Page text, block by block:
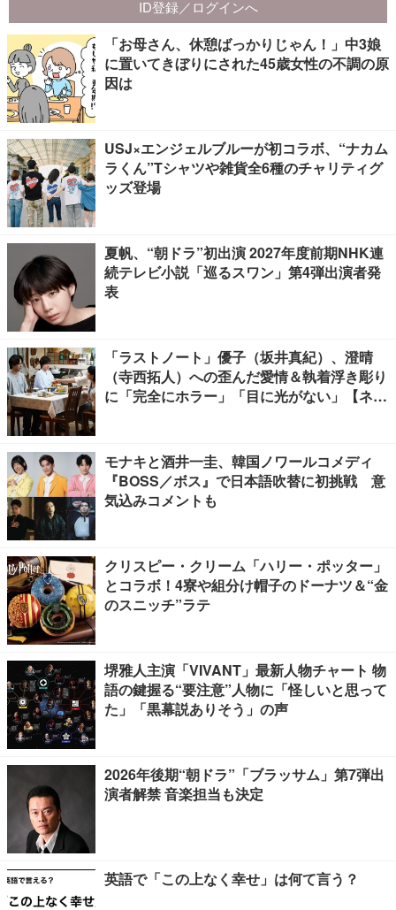
「お母さん、休憩ばっかりじゃん！」中3娘
に置いてきぼりにされた45歳女性の不調の原
因は
USJ×エンジェルブルーが初コラボ、“ナカム
ラくん”Tシャツや雑貨全6種のチャリティグ
ッズ登場
夏帆、“朝ドラ”初出演 2027年度前期NHK連
続テレビ小説「巡るスワン」第4弾出演者発
表
「ラストノート」優子（坂井真紀）、澄晴
（寺西拓人）への歪んだ愛情＆執着浮き彫り
に「完全にホラー」「目に光がない」【ネタ
モナキと酒井一圭、韓国ノワールコメディ
『BOSS／ボス』で日本語吹替に初挑戦 意
気込みコメントも
クリスピー・クリーム「ハリー・ポッター」
とコラボ！4寮や組分け帽子のドーナツ＆“金
のスニッチ”ラテ
堺雅人主演「VIVANT」最新人物チャート 物
語の鍵握る“要注意”人物に「怪しいと思って
た」「黒幕説ありそう」の声
2026年後期“朝ドラ”「ブラッサム」第7弾出
演者解禁 音楽担当も決定
英語で「この上なく幸せ」は何て言う？